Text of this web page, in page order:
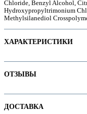
Chloride, Benzyl Alcohol,
Hydroxypropyltrimonium
Methylsilanediol
ХАРАКТЕРИСТИКИ
Для детей
Назначение
ОТЗЫВЫ
ДОСТАВКА